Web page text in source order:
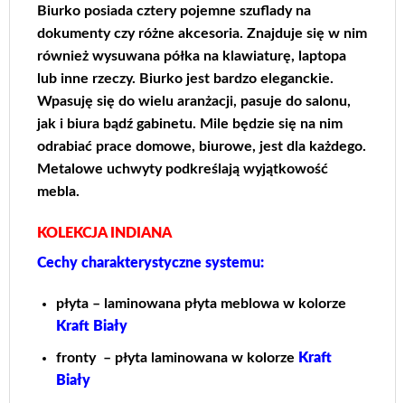
Biurko posiada cztery pojemne szuflady na
dokumenty czy różne akcesoria. Znajduje się w nim
również wysuwana półka na klawiaturę, laptopa
lub inne rzeczy. Biurko jest bardzo eleganckie.
Wpasuję się do wielu aranżacji, pasuje do salonu,
jak i biura bądź gabinetu. Mile będzie się na nim
odrabiać prace domowe, biurowe, jest dla każdego.
Metalowe uchwyty podkreślają wyjątkowość
mebla.
KOLEKCJA INDIANA
Cechy charakterystyczne systemu:
płyta – laminowana płyta meblowa w kolorze
Kraft Biały
fronty – płyta laminowana w kolorze Kraft
Biały